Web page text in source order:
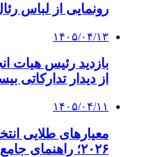
رونمایی از لباس رئال مادرید
۱۴۰۵/۰۴/۱۳
بازدید رئیس هیات
از دیدار تدارکاتی
۱۴۰۵/۰۴/۱۱
معیارهای طلایی
۲۰۲۶؛ راهنمای جامع تریدرهای حرفه‌ای